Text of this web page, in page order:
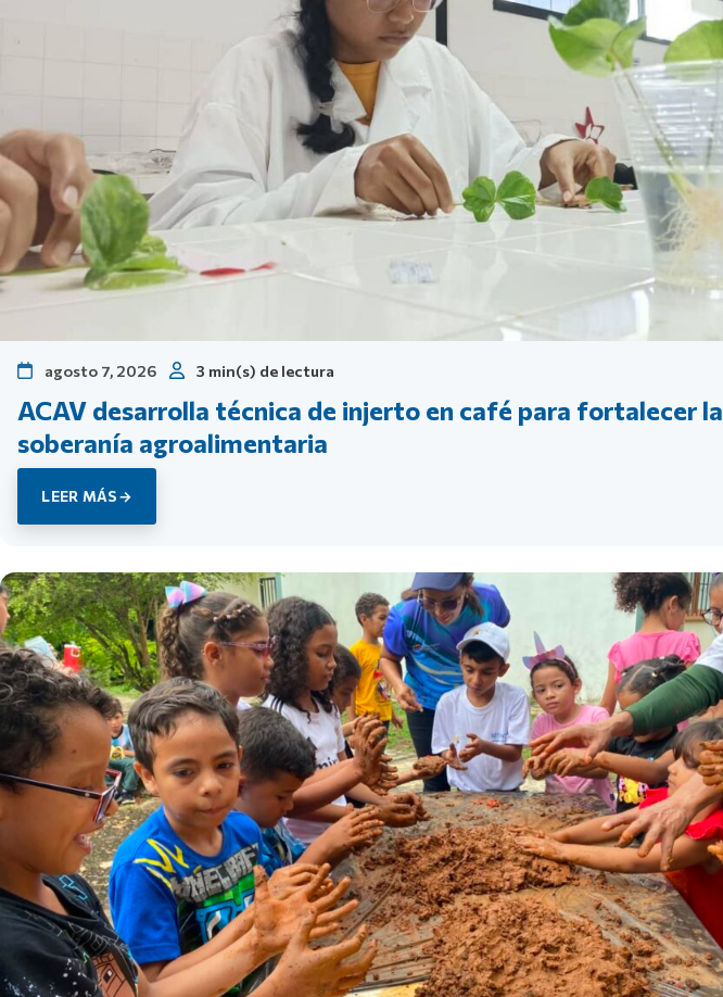
agosto 7, 2026 3 min(s) de lectura
ACAV desarrolla técnica de injerto en café para fortalecer la
soberanía agroalimentaria
LEER MÁS